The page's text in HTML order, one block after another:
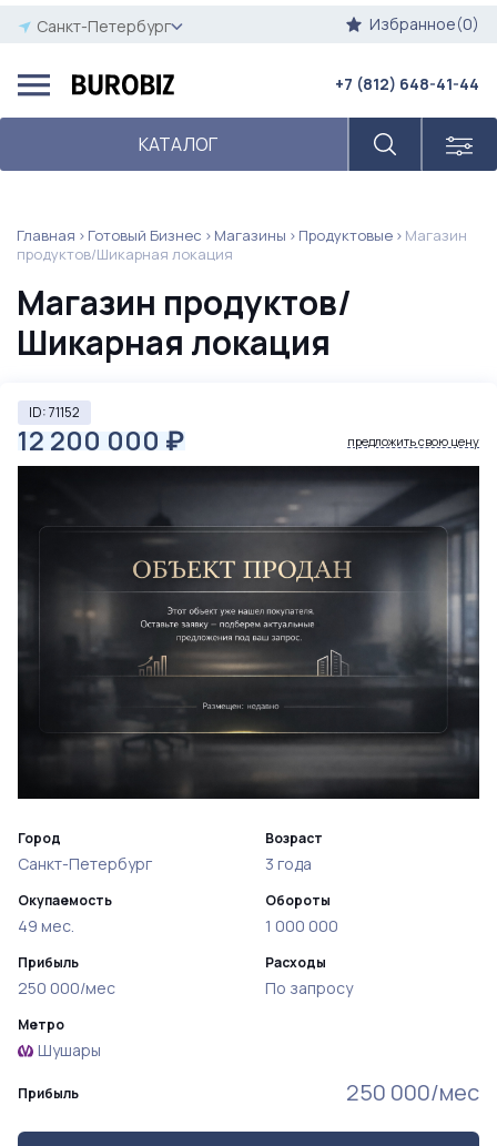
Санкт-Петербург Избранное(0)
КАТАЛОГ
+7 (812) 648-41-44
Главная Готовый Бизнес Магазины Продуктовые
Магазин
продуктов/Шикарная локация
Магазин продуктов/
Шикарная локация
ID: 71152
12 200 000 ₽ предложить свою цену
Прибыль 250 000/мес
Город
Санкт-Петербург
Окупаемость
49 мес.
Прибыль
250 000/мес
Возраст
3 года
Обороты
1 000 000
Расходы
По запросу
Метро
Шушары